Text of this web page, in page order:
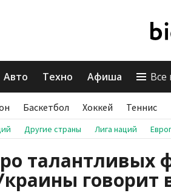
Авто Техно Афиша Все
Баскетбол Хоккей Теннис
Другие страны Лига наций
талантливых
говорит